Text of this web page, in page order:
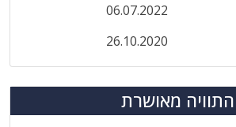
06.07.2022
26.10.2020
התוויה מאושרת